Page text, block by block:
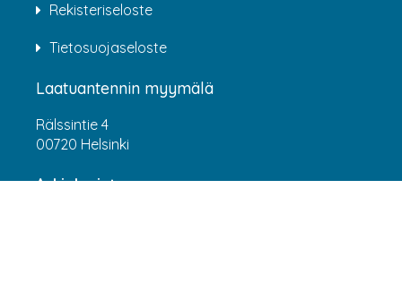
Rekisteriseloste
Tietosuojaseloste
Laatuantennin myymälä
Rälssintie 4
00720 Helsinki
Aukioloajat